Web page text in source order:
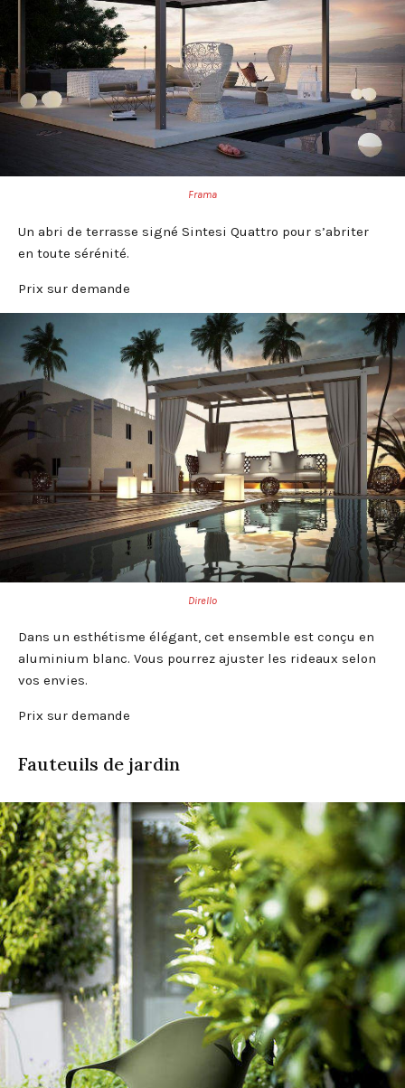
Frama
Un abri de terrasse signé Sintesi Quattro pour s’abriter
en toute sérénité.
Prix sur demande
Dirello
Dans un esthétisme élégant, cet ensemble est conçu en
aluminium blanc. Vous pourrez ajuster les rideaux selon
vos envies.
Prix sur demande
Fauteuils de jardin